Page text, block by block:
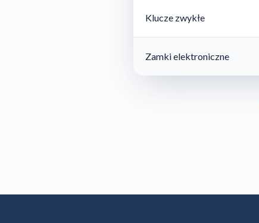
Klucze zwykłe
Zamki elektroniczne